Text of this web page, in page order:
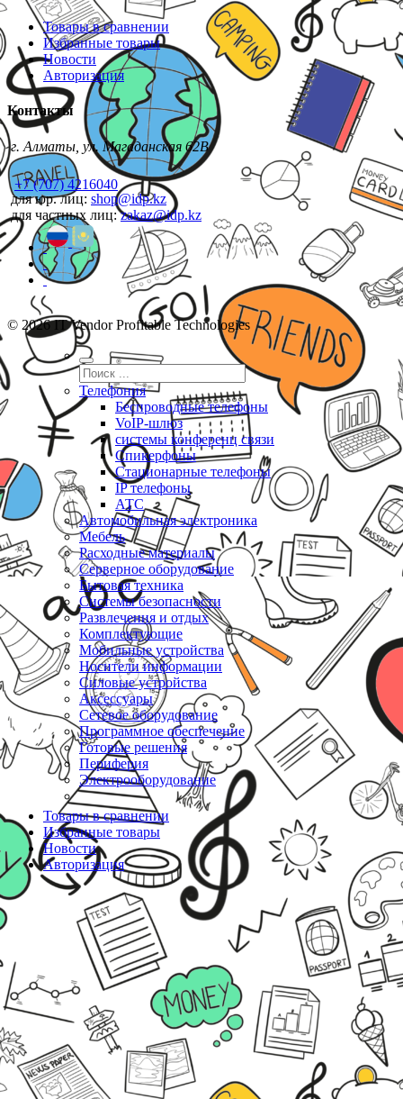
Товары в сравнении
Избранные товары
Новости
Авторизация
Контакты
г. Алматы, ул. Магаданская 62В
+7 (707) 4216040
для юр. лиц: shop@idp.kz
для частных лиц:zakaz@idp.kz
© 2026 IT Vendor Profitable Technologies
Телефония
Беспроводные телефоны
VoIP-шлюз
системы конференц связи
Спикерфоны
Стационарные телефоны
IP телефоны
АТС
Автомобильная электроника
Мебель
Расходные материалы
Серверное оборудование
Бытовая техника
Системы безопасности
Развлечения и отдых
Комплектующие
Мобильные устройства
Носители информации
Силовые устройства
Аксессуары
Сетевое оборудование
Программное обеспечение
Готовые решения
Периферия
Электрооборудование
Товары в сравнении
Избранные товары
Новости
Авторизация